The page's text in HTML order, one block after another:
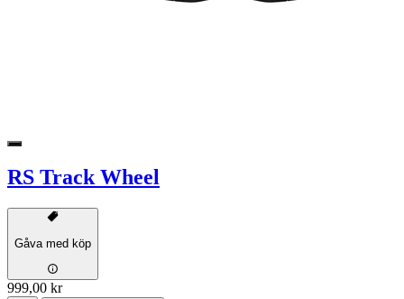
RS Track Wheel
Gåva med köp
999,00 kr